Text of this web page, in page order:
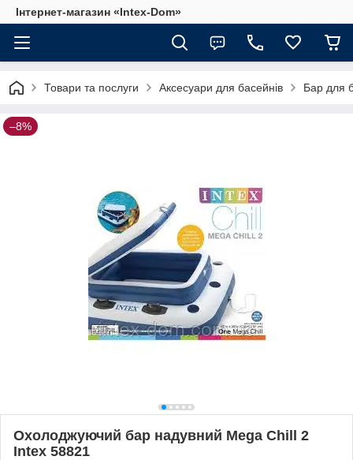
Інтернет-магазин «Intex-Dom»
Товари та послуги Аксесуари для басейнів Бар для
–8%
Охолоджуючий бар надувний Mega Chill 2
Intex 58821